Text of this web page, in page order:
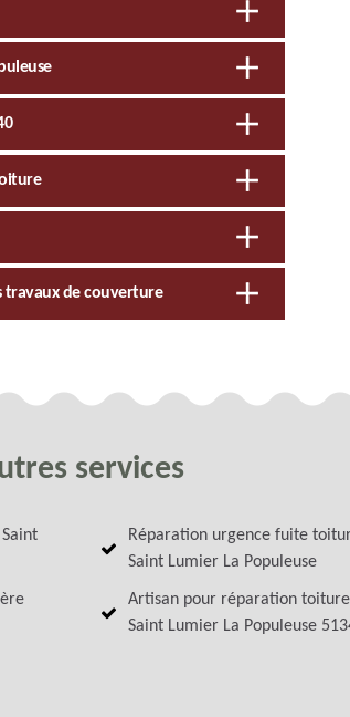
travaux de couverture
services
Réparation urgence fuite
Saint Lumier La Populeuse
Artisan pour réparation toiture
Saint Lumier La Populeuse